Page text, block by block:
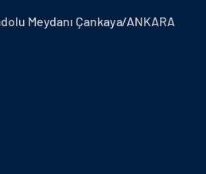
Meydanı Çankaya/ANKARA